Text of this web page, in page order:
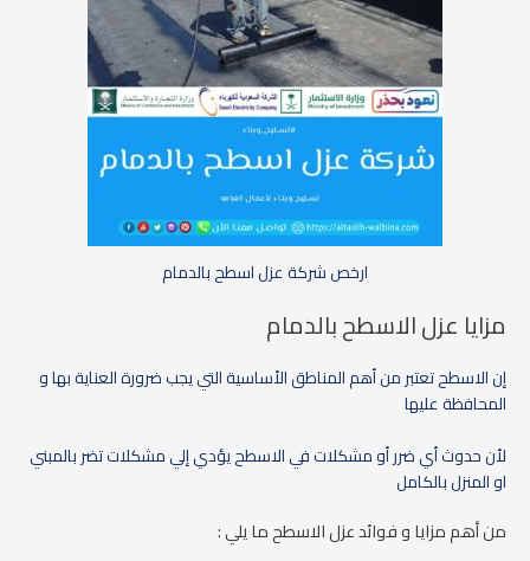
ارخص شركة عزل اسطح بالدمام
مزايا عزل الاسطح بالدمام
إن الاسطح تعتبر من أهم المناطق الأساسية التي يجب ضرورة العناية بها و
المحافظة عليها
لأن حدوث أي ضرر أو مشكلات في الاسطح يؤدي إلي مشكلات تضر بالمبني
او المنزل بالكامل
من أهم مزايا و فوائد عزل الاسطح ما يلي :